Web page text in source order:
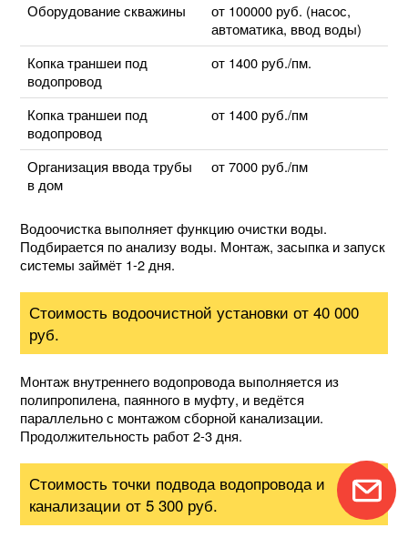
Оборудование скважины
от 100000 руб. (насос,
автоматика, ввод воды)
Копка траншеи под
водопровод
от 1400 руб./пм.
Копка траншеи под
водопровод
от 1400 руб./пм
Организация ввода трубы
в дом
от 7000 руб./пм
Водоочистка выполняет функцию очистки воды.
Подбирается по анализу воды. Монтаж, засыпка и запуск
системы займёт 1-2 дня.
Стоимость водоочистной установки от 40 000
руб.
Монтаж внутреннего водопровода выполняется из
полипропилена, паянного в муфту, и ведётся
параллельно с монтажом сборной канализации.
Продолжительность работ 2-3 дня.
Стоимость точки подвода водопровода и
канализации от 5 300 руб.